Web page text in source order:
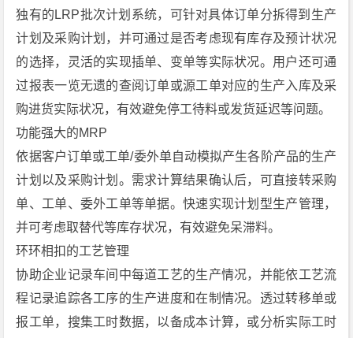
独有的LRP批次计划系统，可针对具体订单分拆得到生产
计划及采购计划，并可通过是否考虑现有库存及预计状况
的选择，灵活的实现插单、变单等实际状况。用户还可通
过报表一览无遗的查阅订单或源工单对应的生产入库及采
购进货实际状况，有效避免停工待料或发货延迟等问题。
功能强大的MRP
依据客户订单或工单/委外单自动模拟产生各阶产品的生产
计划以及采购计划。需求计算结果确认后，可直接转采购
单、工单、委外工单等单据。快速实现计划型生产管理，
并可考虑取替代等库存状况，有效避免呆滞料。
环环相扣的工艺管理
协助企业记录车间中每道工艺的生产情况，并能依工艺流
程记录追踪各工序的生产进度和在制情况。透过转移单或
报工单，搜集工时数据，以备成本计算，或分析实际工时